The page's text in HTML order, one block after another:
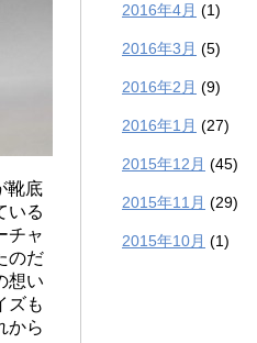
靴底
いる
チャ
のだ
想い
ズも
から
2016年4月 (1)
2016年3月 (5)
2016年2月 (9)
2016年1月 (27)
2015年12月 (45)
2015年11月 (29)
2015年10月 (1)